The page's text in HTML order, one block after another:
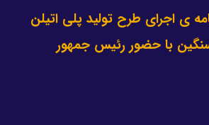
ی اجرای طرح تولید پلی اتیلن
با حضور رئیس جمهور